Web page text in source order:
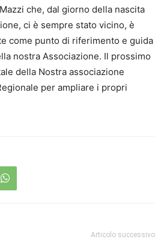
che, dal giorno della nascita
ci è sempre stato vicino, è
come punto di riferimento e guida
nostra Associazione. Il prossimo
della Nostra associazione
per ampliare i propri
Articolo successivo